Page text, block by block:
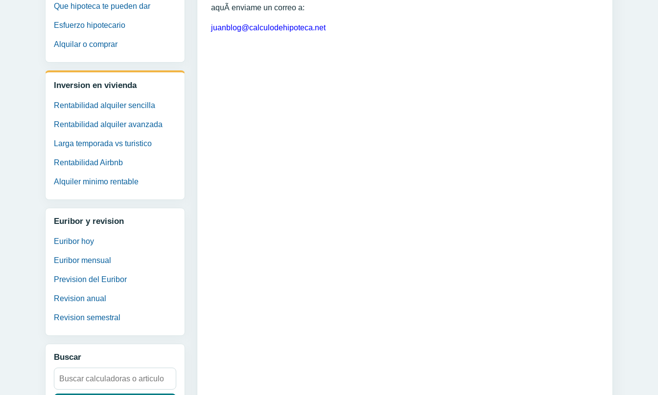
Que hipoteca te pueden dar
Esfuerzo hipotecario
Alquilar o comprar
Inversion en vivienda
Rentabilidad alquiler sencilla
Rentabilidad alquiler avanzada
Larga temporada vs turistico
Rentabilidad Airbnb
Alquiler minimo rentable
Euribor y revision
Euribor hoy
Euribor mensual
Prevision del Euribor
Revision anual
Revision semestral
Buscar
Buscar:
aquÃ­ enviame un correo a:
juanblog@calculodehipoteca.net